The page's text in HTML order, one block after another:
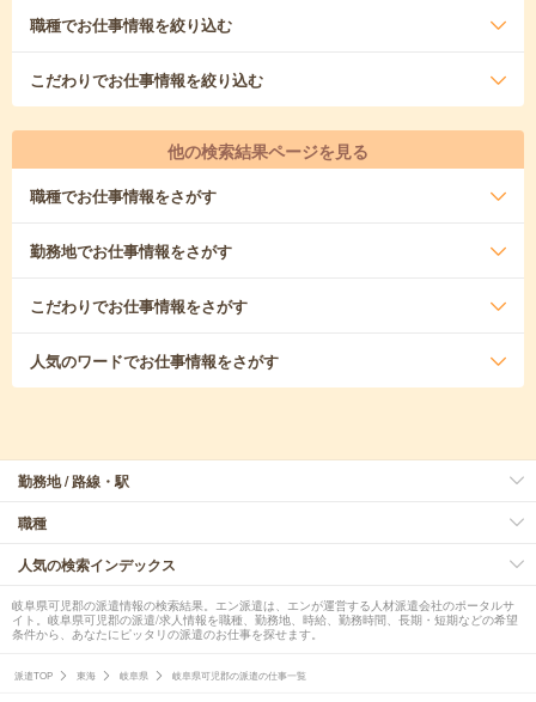
職種でお仕事情報を絞り込む
こだわりでお仕事情報を絞り込む
他の検索結果ページを見る
職種でお仕事情報をさがす
勤務地でお仕事情報をさがす
こだわりでお仕事情報をさがす
人気のワードでお仕事情報をさがす
勤務地 / 路線・駅
職種
人気の検索インデックス
岐阜県可児郡の派遣情報の検索結果。エン派遣は、エンが運営する人材派遣会社のポータルサ
イト。岐阜県可児郡の派遣/求人情報を職種、勤務地、時給、勤務時間、長期・短期などの希望
条件から、あなたにピッタリの派遣のお仕事を探せます。
派遣TOP 東海 岐阜県 岐阜県可児郡の派遣の仕事一覧